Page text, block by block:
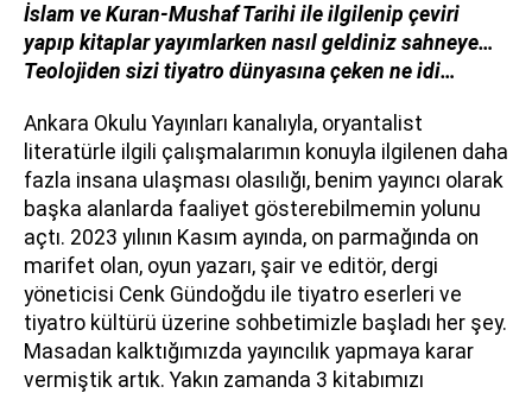
İslam ve Kuran-Mushaf Tarihi ile ilgilenip çeviri
yapıp kitaplar yayımlarken nasıl geldiniz sahneye…
Teolojiden sizi tiyatro dünyasına çeken ne idi…
Ankara Okulu Yayınları kanalıyla, oryantalist
literatürle ilgili çalışmalarımın konuyla ilgilenen daha
fazla insana ulaşması olasılığı, benim yayıncı olarak
başka alanlarda faaliyet gösterebilmemin yolunu
açtı. 2023 yılının Kasım ayında, on parmağında on
marifet olan, oyun yazarı, şair ve editör, dergi
yöneticisi Cenk Gündoğdu ile tiyatro eserleri ve
tiyatro kültürü üzerine sohbetimizle başladı her şey.
Masadan kalktığımızda yayıncılık yapmaya karar
vermiştik artık. Yakın zamanda 3 kitabımızı